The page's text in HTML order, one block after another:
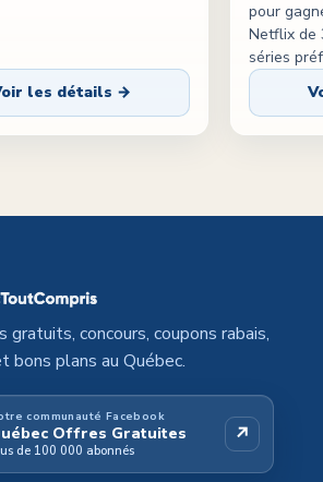
les détails →
pour
Netflix de
séries
gratuits, concours, coupons rabais,
bons plans au Québec.
communauté Facebook
Offres Gratuites
de 100 000 abonnés
↗